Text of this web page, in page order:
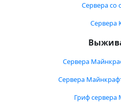
Сервера со
Сервера
Сервера
Сервера
Гриф сервера